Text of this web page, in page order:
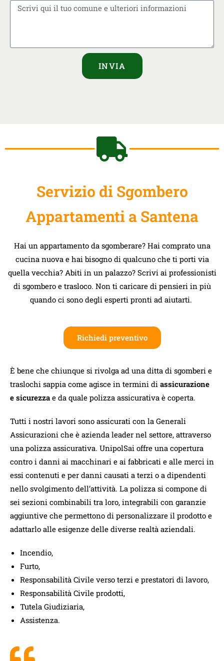
INVIA
Servizio di Sgombero
Appartamenti a Santena
Hai un appartamento da sgomberare? Hai comprato una
cucina nuova e hai bisogno di qualcuno che ti porti via
quella vecchia? Abiti in un palazzo? Scrivi ai professionisti
di sgombero e trasloco. Non ti caricare di pensieri in più
quando ci sono degli esperti pronti ad aiutarti.
Richiedi preventivo
È bene che chiunque si rivolga ad una ditta di sgomberi e
traslochi sappia come agisce in termini di assicurazione
e sicurezza e da quale polizza assicurativa è coperta.
Tutti i nostri lavori sono assicurati con la Generali
Assicurazioni che è azienda leader nel settore, attraverso
una polizza assicurativa. UnipolSai offre una copertura
contro i danni ai macchinari e ai fabbricati e alle merci in
essi contenuti e per danni causati a terzi o a dipendenti
nello svolgimento dell’attività. La polizza si compone di
sei sezioni combinabili tra loro, integrabili con garanzie
aggiuntive che permettono di personalizzare il prodotto e
adattarlo alle esigenze delle diverse realtà aziendali.
Incendio,
Furto,
Responsabilità Civile verso terzi e prestatori di lavoro,
Responsabilità Civile prodotti,
Tutela Giudiziaria,
Assistenza.